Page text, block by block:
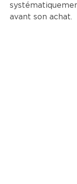
avant son achat.